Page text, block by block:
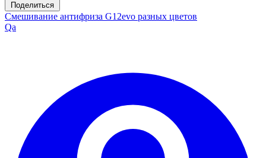
Поделиться
Смешивание антифриза G12evo разных цветов
Qa